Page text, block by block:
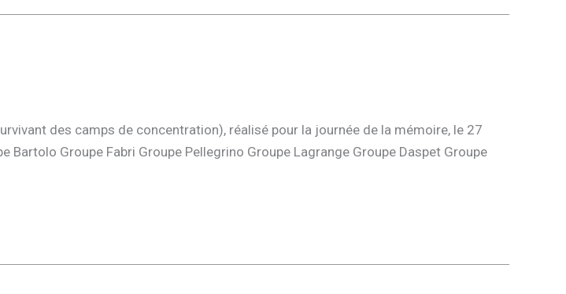
des camps de concentration), réalisé pour la journée de la mémoire, le 27
Groupe Fabri Groupe Pellegrino Groupe Lagrange Groupe Daspet Groupe